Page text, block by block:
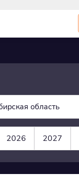
область
2026 2027